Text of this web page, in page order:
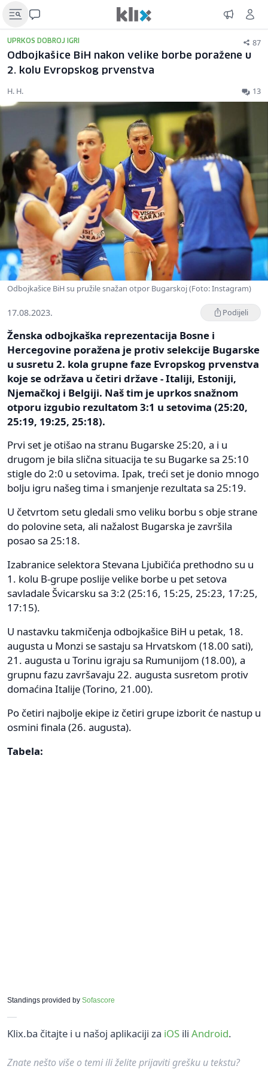
UPRKOS DOBROJ IGRI 87
Odbojkašice BiH nakon velike borbe poražene u
2. kolu Evropskog prvenstva
H. H. 13
Odbojkašice BiH su pružile snažan otpor Bugarskoj (Foto: Instagram)
17.08.2023. Podijeli
Ženska odbojkaška reprezentacija Bosne i
Hercegovine poražena je protiv selekcije Bugarske
u susretu 2. kola grupne faze Evropskog prvenstva
koje se održava u četiri države - Italiji, Estoniji,
Njemačkoj i Belgiji. Naš tim je uprkos snažnom
otporu izgubio rezultatom 3:1 u setovima (25:20,
25:19, 19:25, 25:18).
Prvi set je otišao na stranu Bugarske 25:20, a i u
drugom je bila slična situacija te su Bugarke sa 25:10
stigle do 2:0 u setovima. Ipak, treći set je donio mnogo
bolju igru našeg tima i smanjenje rezultata sa 25:19.
U četvrtom setu gledali smo veliku borbu s obje strane
do polovine seta, ali nažalost Bugarska je završila
posao sa 25:18.
Izabranice selektora Stevana Ljubičića prethodno su u
1. kolu B-grupe poslije velike borbe u pet setova
savladale Švicarsku sa 3:2 (25:16, 15:25, 25:23, 17:25,
17:15).
U nastavku takmičenja odbojkašice BiH u petak, 18.
augusta u Monzi se sastaju sa Hrvatskom (18.00 sati),
21. augusta u Torinu igraju sa Rumunijom (18.00), a
grupnu fazu završavaju 22. augusta susretom protiv
domaćina Italije (Torino, 21.00).
Po četiri najbolje ekipe iz četiri grupe izborit će nastup u
osmini finala (26. augusta).
Tabela:
Standings provided by Sofascore
Klix.ba čitajte i u našoj aplikaciji za iOS ili Android.
Znate nešto više o temi ili želite prijaviti grešku u tekstu?